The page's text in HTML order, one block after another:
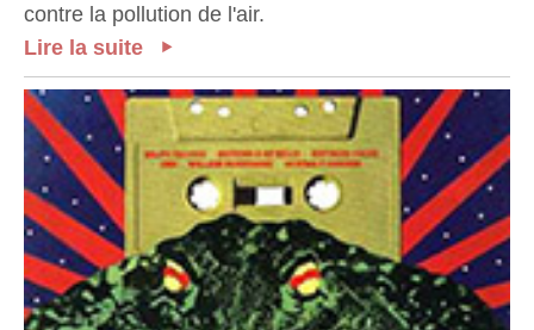
contre la pollution de l'air.
Lire la suite